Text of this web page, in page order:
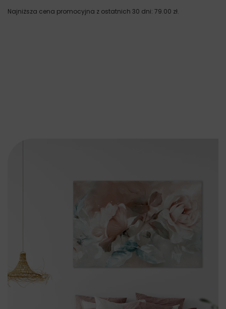
Najniższa cena promocyjna z ostatnich 30 dni: 79.00 zł.